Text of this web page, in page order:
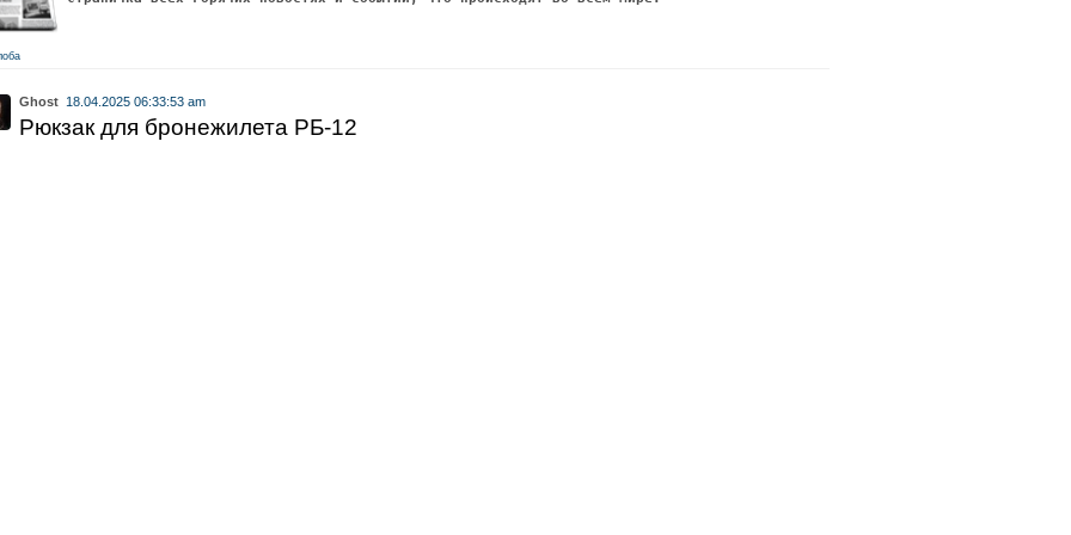
Ghost 18.04.2025 06:33:53 am
Рюкзак для бронежилета РБ-12